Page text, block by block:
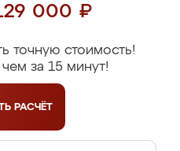
000 ₽
точную стоимость!
за 15 минут!
РАСЧЁТ